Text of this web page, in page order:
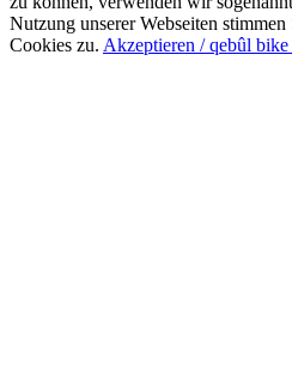
Nutzung unserer Webseiten
Cookies zu. Akzeptieren / qebûl bike